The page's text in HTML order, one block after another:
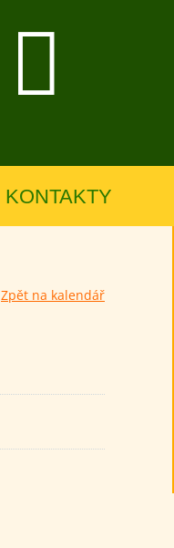
KONTAKTY
Zpět na kalendář